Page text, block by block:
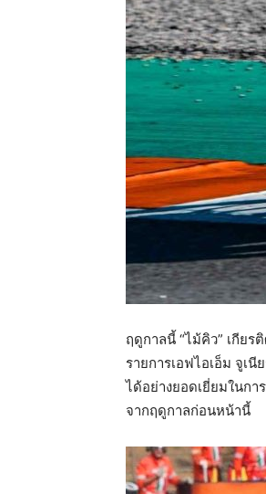
ฤดูกาลนี้ “ไม้คิว” เกีย
รายการเอฟไอเอ็ม จูเ
ได้อย่างยอดเยี่ยมในกา
จากฤดูกาลก่อนหน้านี้